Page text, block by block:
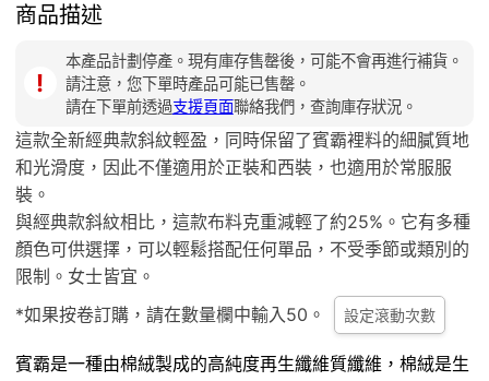
商品描述
！
本產品計劃停產。現有庫存售罄後，可能不會再進行補貨。
請注意，您下單時產品可能已售罄。
請在下單前透過支援頁面聯絡我們，查詢庫存狀況。
這款全新經典款斜紋輕盈，同時保留了賓霸裡料的細膩質地
和光滑度，因此不僅適用於正裝和西裝，也適用於常服服
裝。
與經典款斜紋相比，這款布料克重減輕了約25%。它有多種
顏色可供選擇，可以輕鬆搭配任何單品，不受季節或類別的
限制。女士皆宜。
*如果按卷訂購，請在數量欄中輸入50。
設定滾動次數
賓霸是一種由棉絨製成的高純度再生纖維質纖維 ，棉絨是生